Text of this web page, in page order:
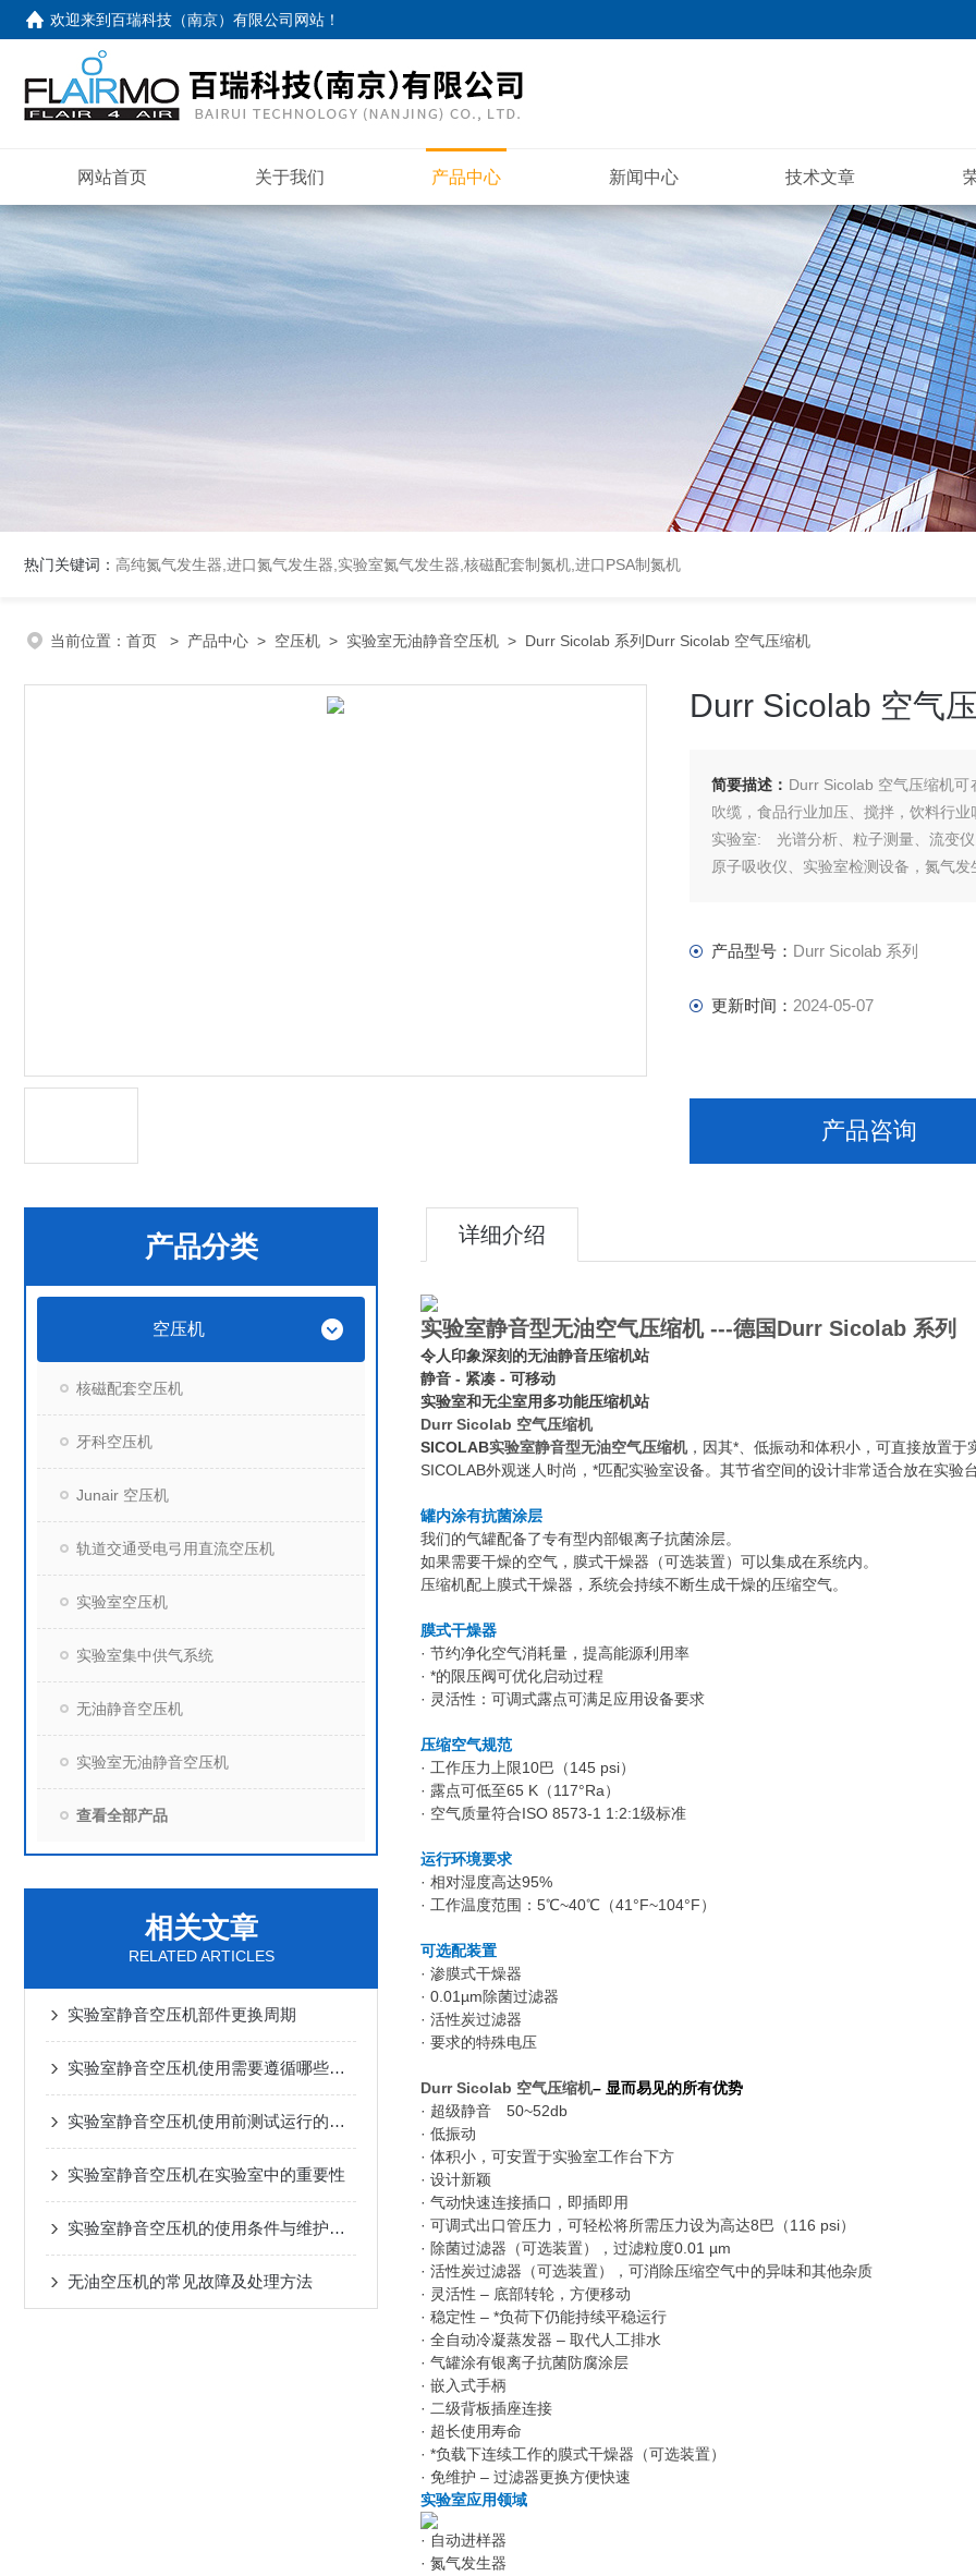
欢迎来到百瑞科技（南京）有限公司网站 ！
网站首页 关于我们 产品中心 新闻中心 技术文章
热门关键词： 高纯氮气发生器,进口氮气发生器,实验室氮气发生器,核磁配套制氮机,进口PSA制氮机
当前位置： 首页 > 产品中心 > 空压机 > 实验室无油静音空压机 > Durr Sicolab 系列Durr Sicolab 空气压缩机
Durr Sicolab 空气
简要描述： Durr Sicolab 空气压缩机
吹缆，食品行业加压、搅拌，饮料行业
实验室: 光谱分析、粒子测量、流变仪
原子吸收仪、实验室检测设备，氮气
产品型号： Durr Sicolab 系列
更新时间： 2024-05-07
产品咨询
产品分类
空压机
核磁配套空压机
牙科空压机
Junair 空压机
轨道交通受电弓用直流空压机
实验室空压机
实验室集中供气系统
无油静音空压机
实验室无油静音空压机
查看全部产品
相关文章
RELATED ARTICLES
实验室静音空压机部件更换周期
实验室静音空压机使用需要遵循哪些要求
实验室静音空压机使用前测试运行的必要性
实验室静音空压机在实验室中的重要性
实验室静音空压机的使用条件与维护周期详解
无油空压机的常见故障及处理方法
详细介绍
实验室静音型无油空气压缩机 ---德国Durr Sicolab 系列
令人印象深刻的无油静音压缩机站
静音 - 紧凑 - 可移动
实验室和无尘室用多功能压缩机站
Durr Sicolab 空气压缩机
SICOLAB实验室静音型无油空气压缩机，因其*、低振动和体积小，可直接放置于
SICOLAB外观迷人时尚，*匹配实验室设备。其节省空间的设计非常适合放在实验
罐内涂有抗菌涂层
我们的气罐配备了专有型内部银离子抗菌涂层。
如果需要干燥的空气，膜式干燥器（可选装置）可以集成在系统内。
压缩机配上膜式干燥器，系统会持续不断生成干燥的压缩空气。
膜式干燥器
· 节约净化空气消耗量，提高能源利用率
· *的限压阀可优化启动过程
· 灵活性：可调式露点可满足应用设备要求
压缩空气规范
· 工作压力上限10巴（145 psi）
· 露点可低至65 K（117°Ra）
· 空气质量符合ISO 8573-1 1:2:1级标准
运行环境要求
· 相对湿度高达95%
· 工作温度范围：5℃~40℃（41°F~104°F）
可选配装置
· 渗膜式干燥器
· 0.01µm除菌过滤器
· 活性炭过滤器
· 要求的特殊电压
Durr Sicolab 空气压缩机– 显而易见的所有优势
· 超级静音 50~52db
· 低振动
· 体积小，可安置于实验室工作台下方
· 设计新颖
· 气动快速连接插口，即插即用
· 可调式出口管压力，可轻松将所需压力设为高达8巴（116 psi）
· 除菌过滤器（可选装置），过滤粒度0.01 µm
· 活性炭过滤器（可选装置），可消除压缩空气中的异味和其他杂质
· 灵活性 – 底部转轮，方便移动
· 稳定性 – *负荷下仍能持续平稳运行
· 全自动冷凝蒸发器 – 取代人工排水
· 气罐涂有银离子抗菌防腐涂层
· 嵌入式手柄
· 二级背板插座连接
· 超长使用寿命
· *负载下连续工作的膜式干燥器（可选装置）
· 免维护 – 过滤器更换方便快速
实验室应用领域
· 自动进样器
· 氮气发生器